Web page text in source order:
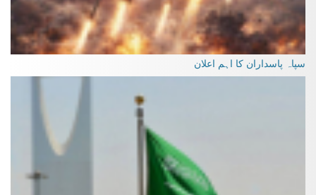
سپاہ پاسداران کا اہم اعلان